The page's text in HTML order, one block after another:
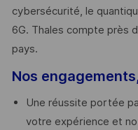
cybersécurité, le
6G. Thales compte près
pays. ​
Nos
Une réussite portée
votre expérience et